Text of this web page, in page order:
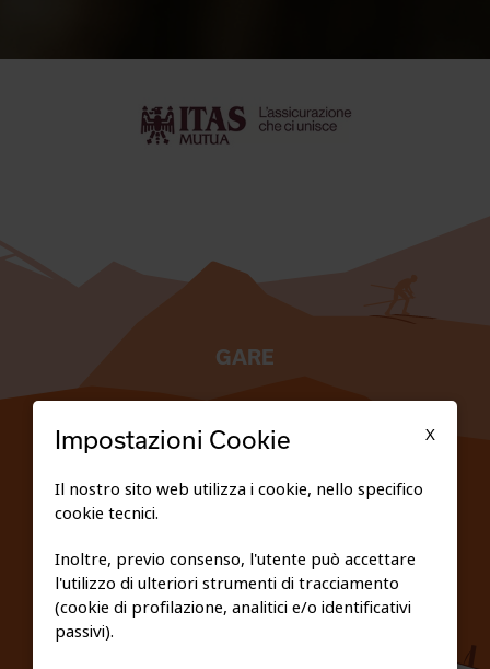
GARE
PRIVACY E COOKIE POLICY
X
Impostazioni Cookie
Il nostro sito web utilizza i cookie, nello specifico
cookie tecnici.
Inoltre, previo consenso, l'utente può accettare
l'utilizzo di ulteriori strumenti di tracciamento
(cookie di profilazione, analitici e/o identificativi
passivi).